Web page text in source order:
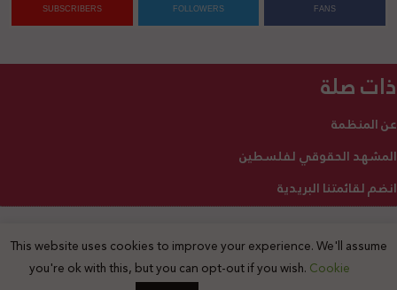
FANS
FOLLOWERS
SUBSCRIBERS
ذات صلة
عن المنظمة
المشهد الحقوقي لفلسطين
انضم لقائمتنا البريدية
2025 © جميع الحقوق محفوظة
This website uses cookies to improve your experience. We'll assume
you're ok with this, but you can opt-out if you wish. Cookie